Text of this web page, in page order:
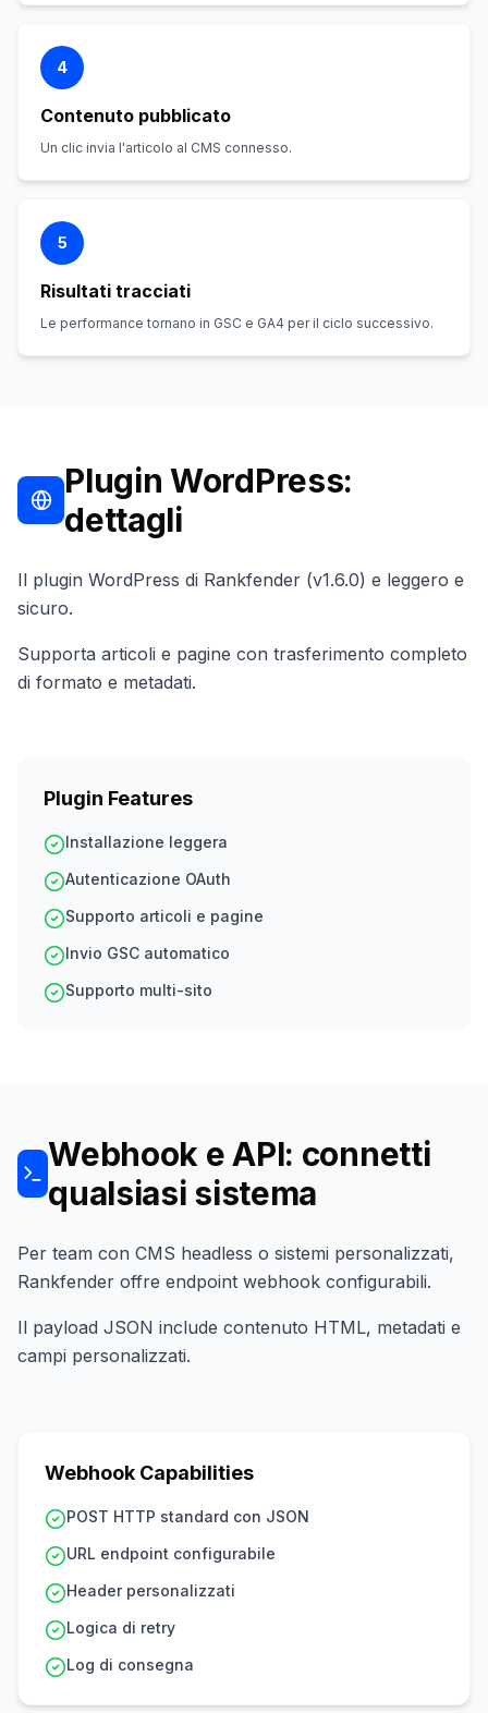
4
Contenuto pubblicato
Un clic invia l'articolo al CMS connesso.
5
Risultati tracciati
Le performance tornano in GSC e GA4 per il ciclo successivo.
Plugin WordPress:
dettagli
Il plugin WordPress di Rankfender (v1.6.0) e leggero e
sicuro.
Supporta articoli e pagine con trasferimento completo
di formato e metadati.
Plugin Features
Installazione leggera
Autenticazione OAuth
Supporto articoli e pagine
Invio GSC automatico
Supporto multi-sito
Webhook e API: connetti
qualsiasi sistema
Per team con CMS headless o sistemi personalizzati,
Rankfender offre endpoint webhook configurabili.
Il payload JSON include contenuto HTML, metadati e
campi personalizzati.
Webhook Capabilities
POST HTTP standard con JSON
URL endpoint configurabile
Header personalizzati
Logica di retry
Log di consegna